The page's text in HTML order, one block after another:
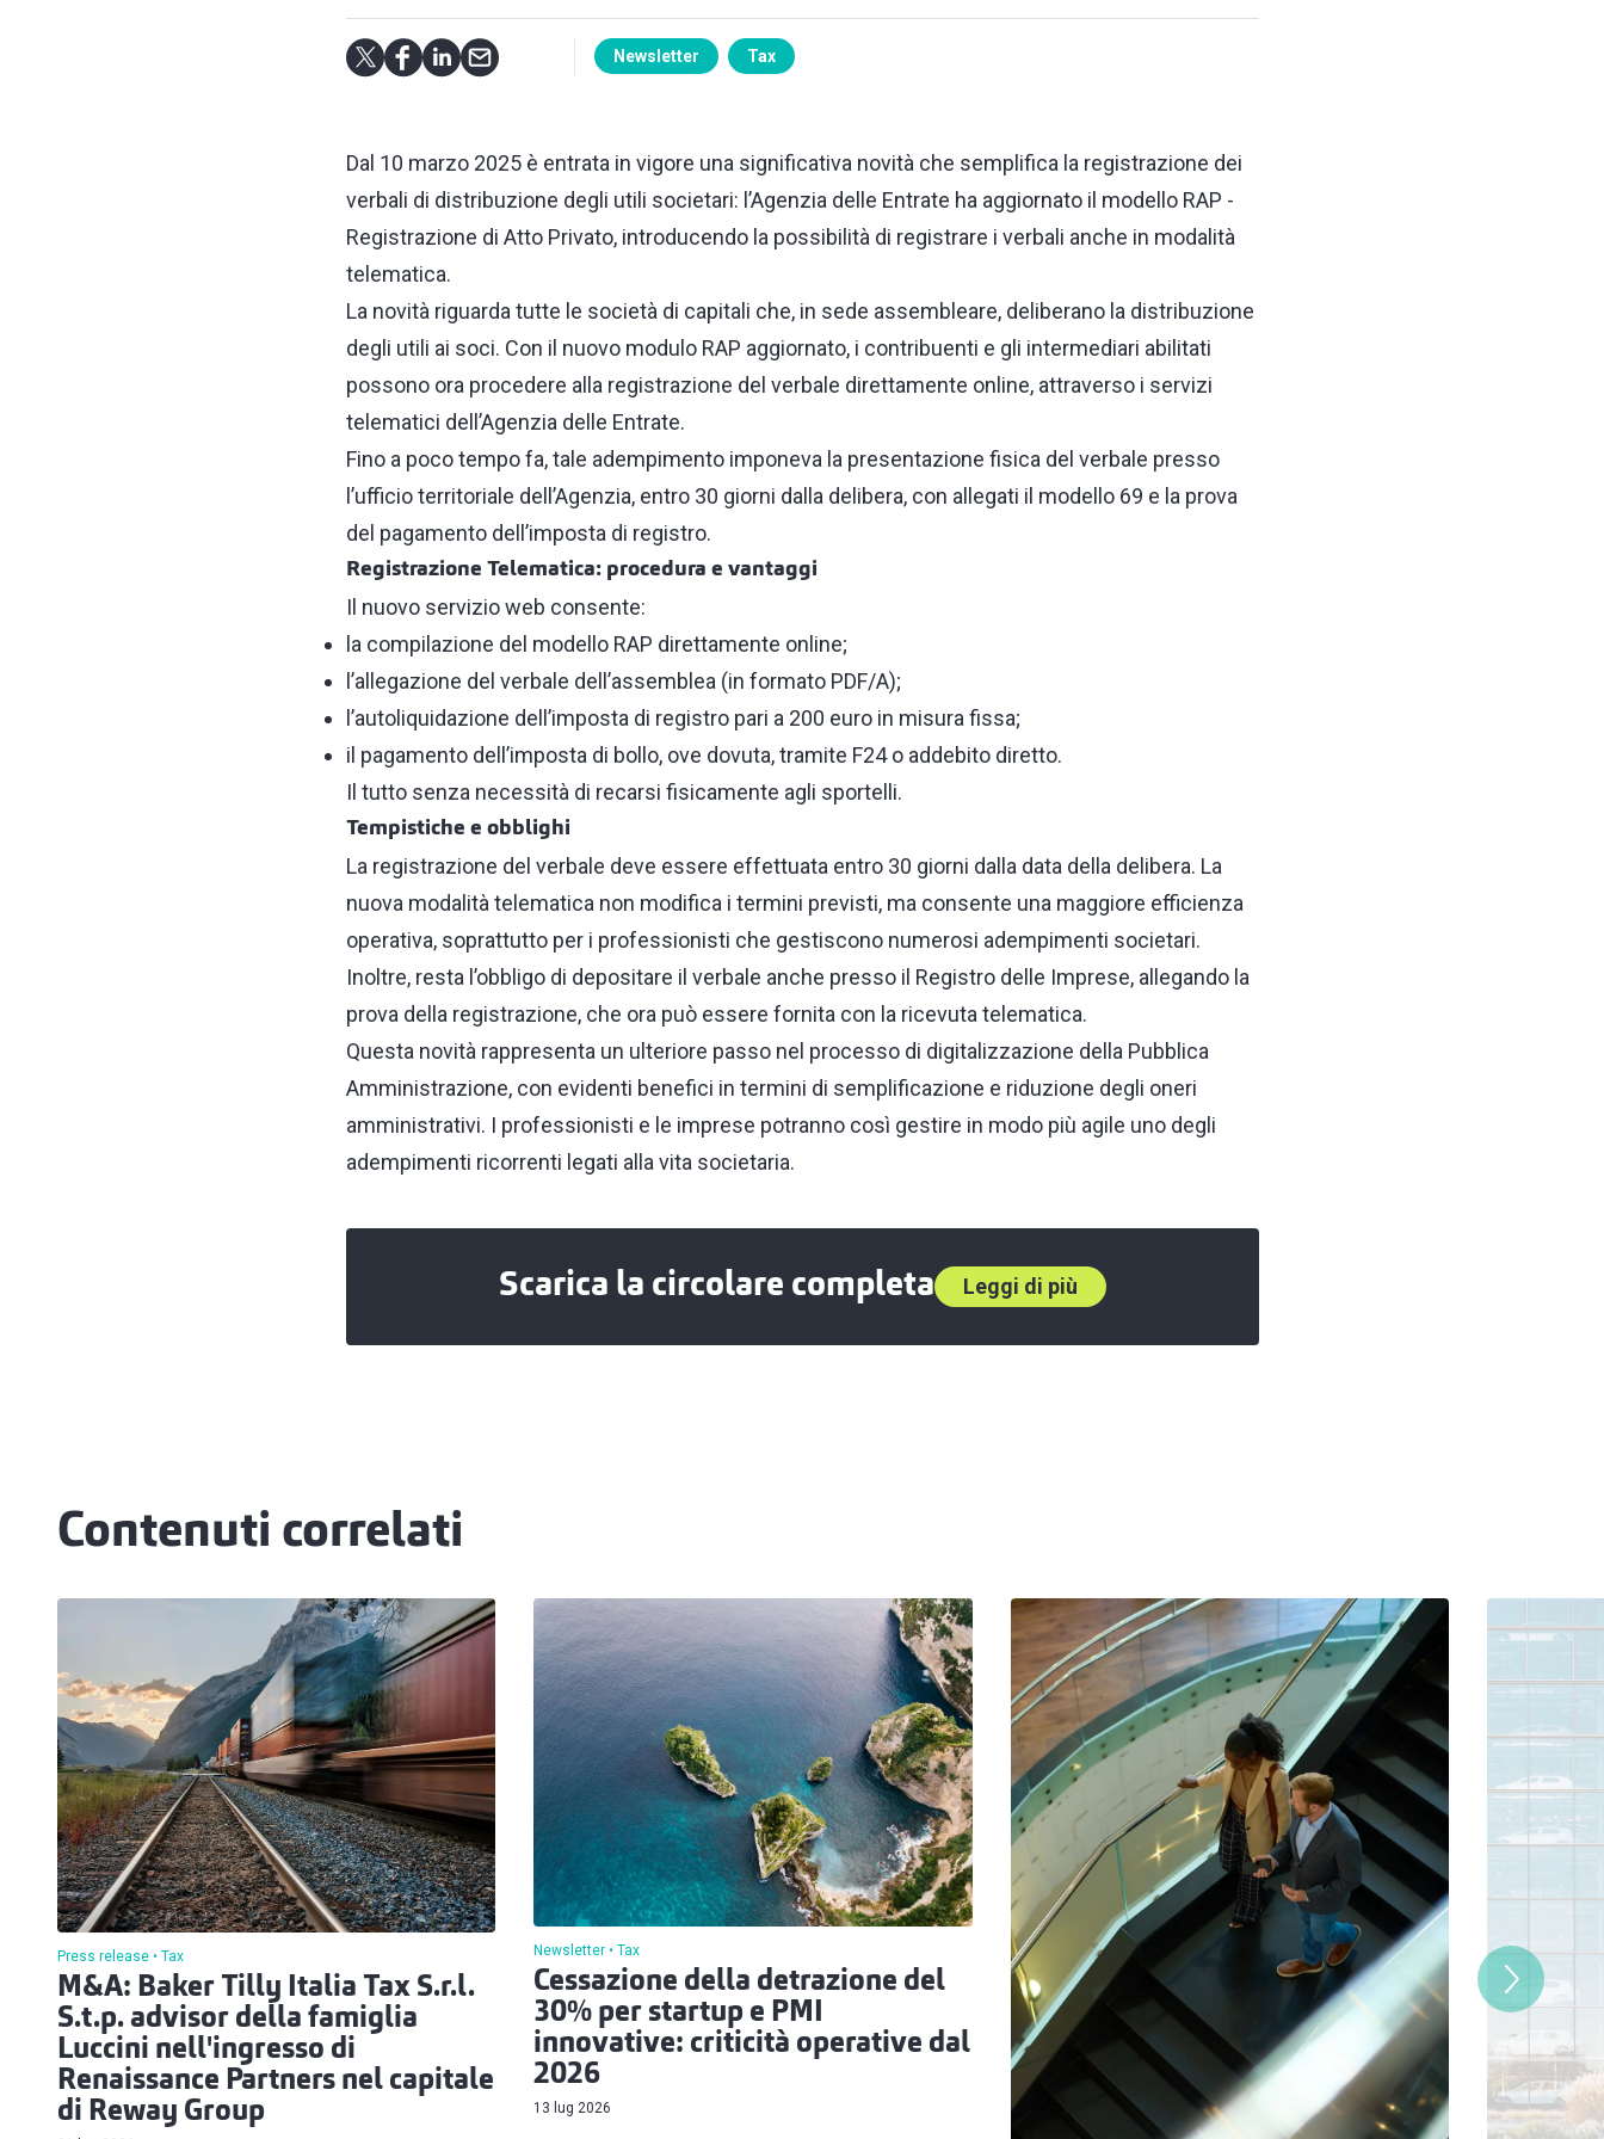
Newsletter Tax
Dal 10 marzo 2025 è entrata in vigore una significativa novità che semplifica la registrazione dei
verbali di distribuzione degli utili societari: l’Agenzia delle Entrate ha aggiornato il modello RAP -
Registrazione di Atto Privato, introducendo la possibilità di registrare i verbali anche in modalità
telematica.
La novità riguarda tutte le società di capitali che, in sede assembleare, deliberano la distribuzione
degli utili ai soci. Con il nuovo modulo RAP aggiornato, i contribuenti e gli intermediari abilitati
possono ora procedere alla registrazione del verbale direttamente online, attraverso i servizi
telematici dell’Agenzia delle Entrate.
Fino a poco tempo fa, tale adempimento imponeva la presentazione fisica del verbale presso
l’ufficio territoriale dell’Agenzia, entro 30 giorni dalla delibera, con allegati il modello 69 e la prova
del pagamento dell’imposta di registro.
Registrazione Telematica: procedura e vantaggi
Il nuovo servizio web consente:
la compilazione del modello RAP direttamente online;
l’allegazione del verbale dell’assemblea (in formato PDF/A);
l’autoliquidazione dell’imposta di registro pari a 200 euro in misura fissa;
il pagamento dell’imposta di bollo, ove dovuta, tramite F24 o addebito diretto.
Il tutto senza necessità di recarsi fisicamente agli sportelli.
Tempistiche e obblighi
La registrazione del verbale deve essere effettuata entro 30 giorni dalla data della delibera. La
nuova modalità telematica non modifica i termini previsti, ma consente una maggiore efficienza
operativa, soprattutto per i professionisti che gestiscono numerosi adempimenti societari.
Inoltre, resta l’obbligo di depositare il verbale anche presso il Registro delle Imprese, allegando la
prova della registrazione, che ora può essere fornita con la ricevuta telematica.
Questa novità rappresenta un ulteriore passo nel processo di digitalizzazione della Pubblica
Amministrazione, con evidenti benefici in termini di semplificazione e riduzione degli oneri
amministrativi. I professionisti e le imprese potranno così gestire in modo più agile uno degli
adempimenti ricorrenti legati alla vita societaria.
Scarica la circolare completa Leggi di più
Contenuti correlati
Press release Tax
M&A: Baker Tilly Italia Tax S.r.l.
S.t.p. advisor della famiglia
Luccini nell'ingresso di
Renaissance Partners nel capitale
di Reway Group
Newsletter Tax
Cessazione della detrazione del
30% per startup e PMI
innovative: criticità operative dal
2026
13 lug 2026